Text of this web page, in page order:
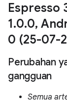
Espresso
1.0.0,
0 (25-07-
Perubahan
gangguan
Semua